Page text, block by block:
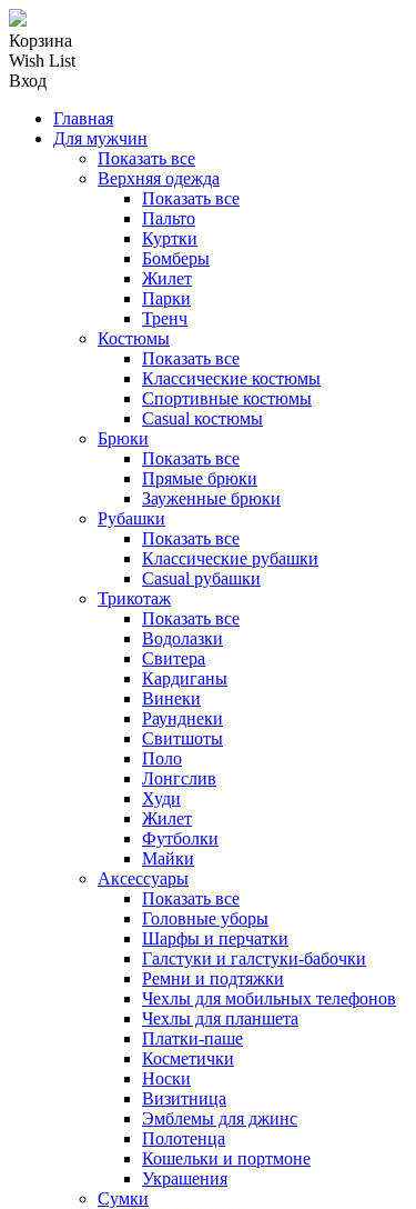
Корзина
Wish List
Вход
Главная
Для мужчин
Показать все
Верхняя одежда
Показать все
Пальто
Куртки
Бомберы
Жилет
Парки
Тренч
Костюмы
Показать все
Классические костюмы
Спортивные костюмы
Casual костюмы
Брюки
Показать все
Прямые брюки
Зауженные брюки
Рубашки
Показать все
Классические рубашки
Casual рубашки
Трикотаж
Показать все
Водолазки
Свитера
Кардиганы
Винеки
Раунднеки
Свитшоты
Поло
Лонгслив
Худи
Жилет
Футболки
Майки
Аксессуары
Показать все
Головные уборы
Шарфы и перчатки
Галстуки и галстуки-бабочки
Ремни и подтяжки
Чехлы для мобильных телефонов
Чехлы для планшета
Платки-паше
Косметички
Носки
Визитница
Эмблемы для джинс
Полотенца
Кошельки и портмоне
Украшения
Сумки